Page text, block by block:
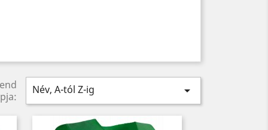
Név, A-tól Z-ig 